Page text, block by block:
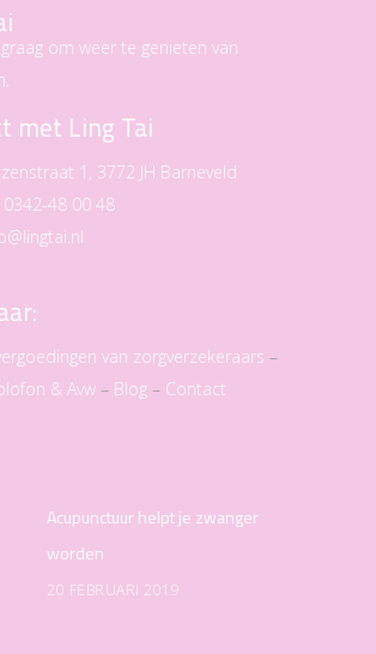
om weer te genieten van
met Ling Tai
1, 3772 JH Barneveld
0342-48 00 48
van zorgverzekeraars –
& Avw – Blog – Contact
Acupunctuur helpt je zwanger
worden
20 FEBRUARI 2019